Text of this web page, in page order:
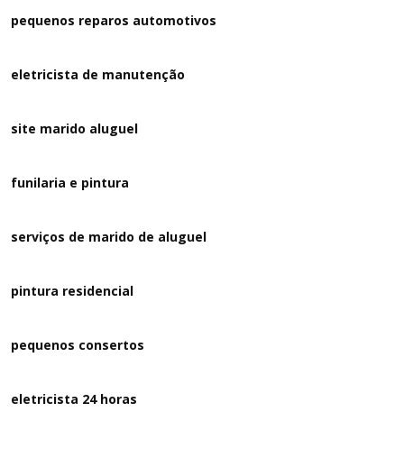
pequenos reparos automotivos
eletricista de manutenção
site marido aluguel
funilaria e pintura
serviços de marido de aluguel
pintura residencial
pequenos consertos
eletricista 24 horas